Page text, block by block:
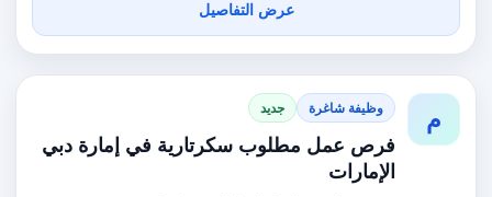
عرض التفاصيل
م وظيفة شاغرة جديد
فرص عمل مطلوب سكرتارية في إمارة دبي
الإمارات